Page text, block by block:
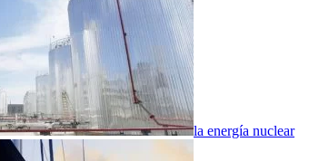
la energía nuclear